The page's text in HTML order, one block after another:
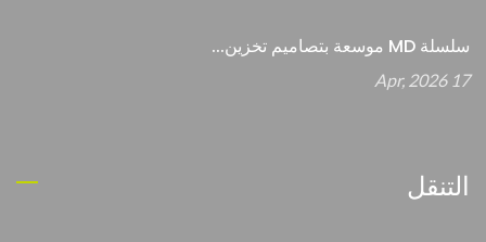
سلسلة MD موسعة بتصاميم تخزين...
17 Apr, 2026
التنقل